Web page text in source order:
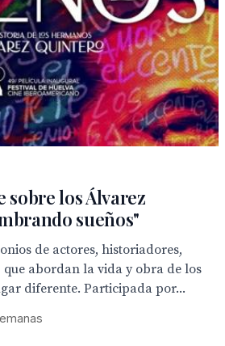
los Álvarez
sueños"
de actores, historiadores,
que abordan la vida y obra de los
diferente. Participada por...